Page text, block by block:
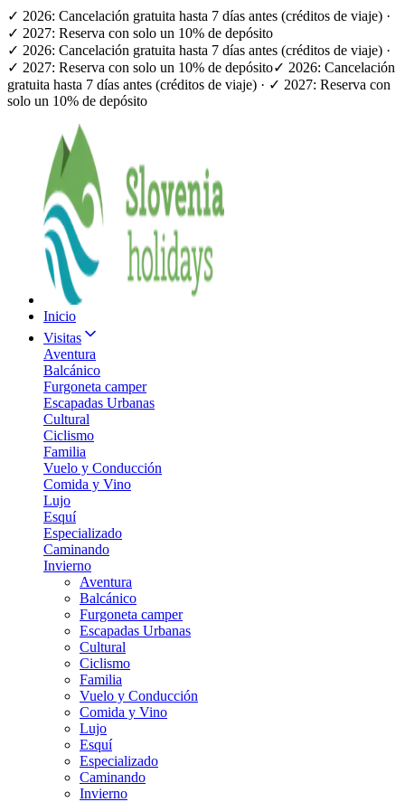
✓ 2026: Cancelación gratuita hasta 7 días antes (créditos de viaje) ·
✓ 2027: Reserva con solo un 10% de depósito
✓ 2026: Cancelación gratuita hasta 7 días antes (créditos de viaje) ·
✓ 2027: Reserva con solo un 10% de depósito✓ 2026: Cancelación
gratuita hasta 7 días antes (créditos de viaje) · ✓ 2027: Reserva con
solo un 10% de depósito
Inicio
Visitas
Aventura
Balcánico
Furgoneta camper
Escapadas Urbanas
Cultural
Ciclismo
Familia
Vuelo y Conducción
Comida y Vino
Lujo
Esquí
Especializado
Caminando
Invierno
Aventura
Balcánico
Furgoneta camper
Escapadas Urbanas
Cultural
Ciclismo
Familia
Vuelo y Conducción
Comida y Vino
Lujo
Esquí
Especializado
Caminando
Invierno